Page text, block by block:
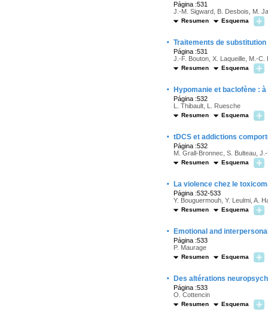
Página :531
J.-M. Sigward, B. Desbois, M.
Resumen Esquema
· Traitements de
Página :531
J.-F. Bouton, X. Laqueille, M.-C.
Resumen Esquema
· Hypomanie et baclofène :
Página :532
L. Thibault, L. Ruesche
Resumen Esquema
· tDCS et addictions
Página :532
M. Grall-Bronnec, S. Bulteau,
Resumen Esquema
· La violence chez le
Página :532-533
Y. Bouguermouh, Y. Leulmi, A.
Resumen Esquema
· Emotional and
Página :533
P. Maurage
Resumen Esquema
· Des altérations
Página :533
O. Cottencin
Resumen Esquema